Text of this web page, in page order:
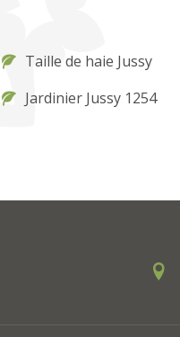
Taille de haie Jussy
Jardinier Jussy 1254